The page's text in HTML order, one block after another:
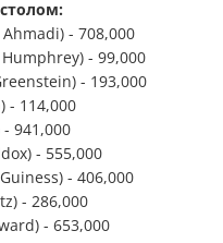
- 708,000
- 99,000
- 193,000
- 114,000
941,000
- 555,000
- 406,000
- 286,000
- 653,000